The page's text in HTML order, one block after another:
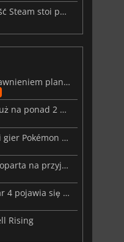
Projekt Helix znów w grze, przyszłość Steam stoi pod znakiem zapytania
MARVEL Tōkon debiutuje wraz z ujawnieniem planu rozwoju na pierwszy rok
Resident Evil: Veronica znalazł się już na ponad 2 milionach list życzeń
Beast of Reincarnation: twórcy serii gier Pokémon wkraczają na nową ścieżkę
Big Walk już w sprzedaży – podróż oparta na przyjaźni
W Warhammer 40,000: Dawn of War 4 pojawia się frakcja Nekronów
Rising